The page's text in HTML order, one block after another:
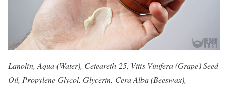
Lanolin, Aqua (Water), Ceteareth-25, Vitis Vinifera (Grape) Seed
Oil, Propylene Glycol, Glycerin, Cera Alba (Beeswax),